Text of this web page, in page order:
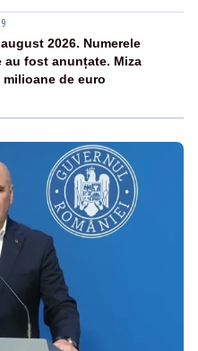
2026. Numerele
au fost anunțate. Miza
de euro